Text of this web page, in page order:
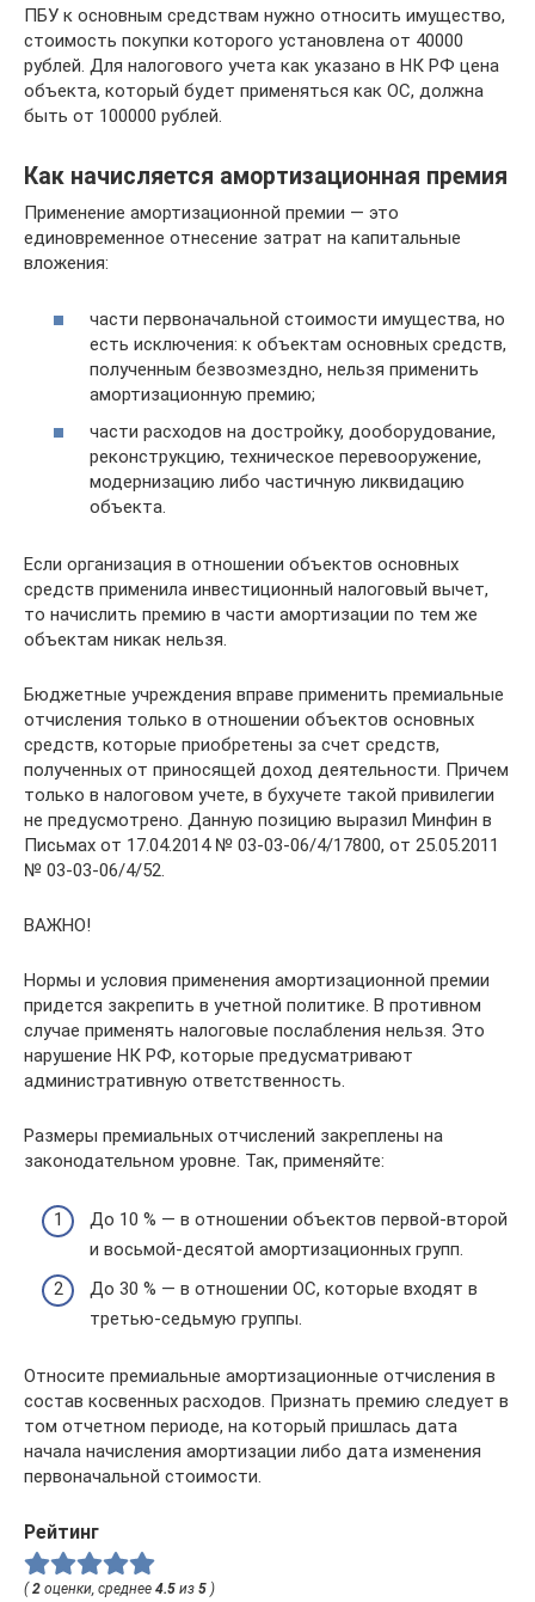
ПБУ к основным средствам нужно относить имущество,
стоимость покупки которого установлена от 40000
рублей. Для налогового учета как указано в НК РФ цена
объекта, который будет применяться как ОС, должна
быть от 100000 рублей.
Как начисляется амортизационная премия
Применение амортизационной премии — это
единовременное отнесение затрат на капитальные
вложения:
части первоначальной стоимости имущества, но
есть исключения: к объектам основных средств,
полученным безвозмездно, нельзя применить
амортизационную премию;
части расходов на достройку, дооборудование,
реконструкцию, техническое перевооружение,
модернизацию либо частичную ликвидацию
объекта.
Если организация в отношении объектов основных
средств применила инвестиционный налоговый вычет,
то начислить премию в части амортизации по тем же
объектам никак нельзя.
Бюджетные учреждения вправе применить премиальные
отчисления только в отношении объектов основных
средств, которые приобретены за счет средств,
полученных от приносящей доход деятельности. Причем
только в налоговом учете, в бухучете такой привилегии
не предусмотрено. Данную позицию выразил Минфин в
Письмах от 17.04.2014 № 03-03-06/4/17800, от 25.05.2011
№ 03-03-06/4/52.
ВАЖНО!
Нормы и условия применения амортизационной премии
придется закрепить в учетной политике. В противном
случае применять налоговые послабления нельзя. Это
нарушение НК РФ, которые предусматривают
административную ответственность.
Размеры премиальных отчислений закреплены на
законодательном уровне. Так, применяйте:
До 10 % — в отношении объектов первой-второй
и восьмой-десятой амортизационных групп.
До 30 % — в отношении ОС, которые входят в
третью-седьмую группы.
Относите премиальные амортизационные отчисления в
состав косвенных расходов. Признать премию следует в
том отчетном периоде, на который пришлась дата
начала начисления амортизации либо дата изменения
первоначальной стоимости.
Рейтинг
(2 оценки, среднее 4.5 из 5 )